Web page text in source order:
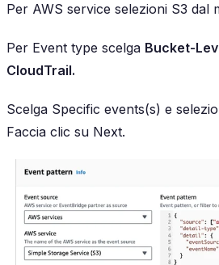
Per AWS service selezioni S3 dal
Per Event type scelga Bucket-
CloudTrail.
Scelga Specific events(s) e
Faccia clic su Next.